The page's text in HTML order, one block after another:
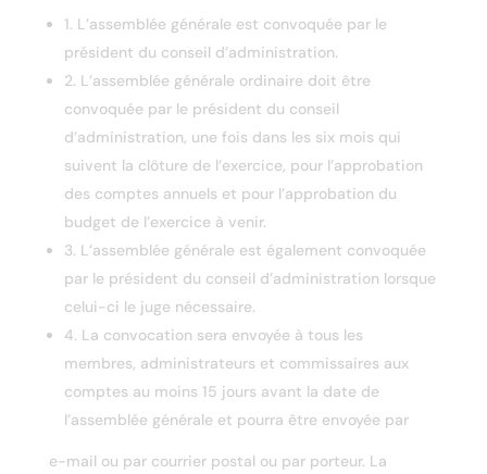
1. L’assemblée générale est convoquée par le
président du conseil d’administration.
2. L’assemblée générale ordinaire doit être
convoquée par le président du conseil
d’administration, une fois dans les six mois qui
suivent la clôture de l’exercice, pour l’approbation
des comptes annuels et pour l’approbation du
budget de l’exercice à venir.
3. L’assemblée générale est également convoquée
par le président du conseil d’administration lorsque
celui-ci le juge nécessaire.
4. La convocation sera envoyée à tous les
membres, administrateurs et commissaires aux
comptes au moins 15 jours avant la date de
l’assemblée générale et pourra être envoyée par
e-mail ou par courrier postal ou par porteur. La